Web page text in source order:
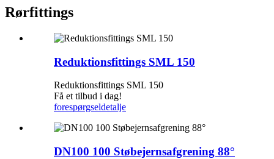
Rørfittings
Reduktionsfittings SML 150
Reduktionsfittings SML 150
Få et tilbud i dag!
forespørgseldetalje
DN100 100 Støbejernsafgrening 88°